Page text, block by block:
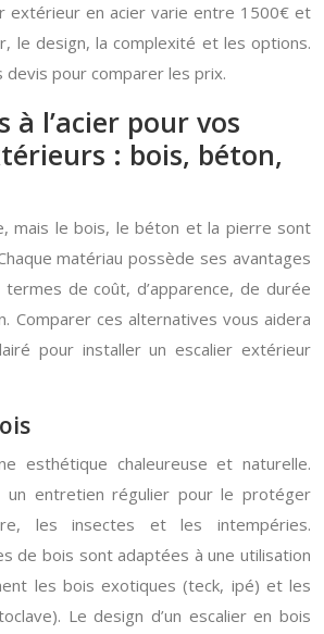
extérieur en acier varie entre 1500€ et
le design, la complexité et les options.
devis pour comparer les prix.
l’acier pour vos
: bois, béton,
mais le bois, le béton et la pierre sont
matériau possède ses avantages
de coût, d’apparence, de durée
Comparer ces alternatives vous aidera
pour installer un escalier extérieur
esthétique chaleureuse et naturelle.
un entretien régulier pour le protéger
les insectes et les intempéries.
de bois sont adaptées à une utilisation
les bois exotiques (teck, ipé) et les
Le design d’un escalier en bois